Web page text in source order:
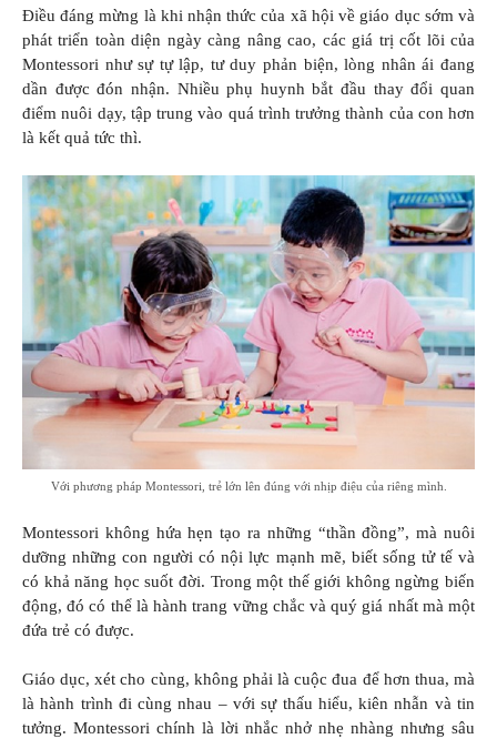
Điều đáng mừng là khi nhận thức của xã hội về giáo dục sớm và
phát triển toàn diện ngày càng nâng cao, các giá trị cốt lõi của
Montessori như sự tự lập, tư duy phản biện, lòng nhân ái đang
dần được đón nhận. Nhiều phụ huynh bắt đầu thay đổi quan
điểm nuôi dạy, tập trung vào quá trình trưởng thành của con hơn
là kết quả tức thì.
Với phương pháp Montessori, trẻ lớn lên đúng với nhịp điệu của riêng mình.
Montessori không hứa hẹn tạo ra những “thần đồng”, mà nuôi
dưỡng những con người có nội lực mạnh mẽ, biết sống tử tế và
có khả năng học suốt đời. Trong một thế giới không ngừng biến
động, đó có thể là hành trang vững chắc và quý giá nhất mà một
đứa trẻ có được.
Giáo dục, xét cho cùng, không phải là cuộc đua để hơn thua, mà
là hành trình đi cùng nhau – với sự thấu hiểu, kiên nhẫn và tin
tưởng. Montessori chính là lời nhắc nhở nhẹ nhàng nhưng sâu